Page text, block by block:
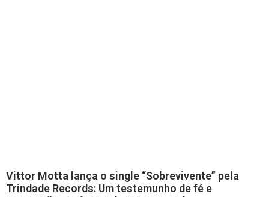
Vittor Motta lança o single “Sobrevivente” pela
Trindade Records: Um testemunho de fé e